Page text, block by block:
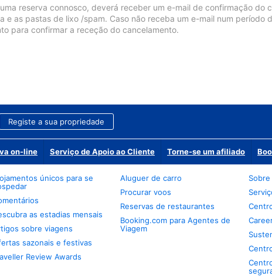
reserva connosco, deverá receber um e-mail de confirmação do
e as pastas de lixo /spam. Caso não receba um e-mail num período
para confirmar a receção do cancelamento.
Registe a sua propriedade
on-line Serviço de Apoio ao Cliente Torne-se um afiliado
únicos para se
as estadias mensais
sobre viagens
sazonais e festivas
Review Awards
Aluguer de carro
Procurar voos
Reservas de restaurantes
Booking.com para Agentes de
Viagem